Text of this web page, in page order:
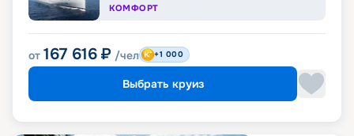
КОМФОРТ
от 167 616 ₽ /чел +1 000
Выбрать круиз